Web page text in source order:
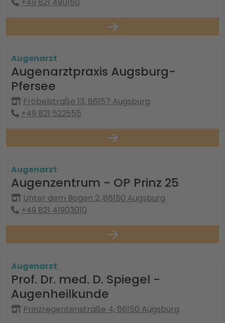
Augenarzt
Augenarztpraxis Augsburg-
Pfersee
Fröbelstraße 13, 86157 Augsburg
+49 821 522555
Augenarzt
Augenzentrum - OP Prinz 25
Unter dem Bogen 2, 86150 Augsburg
+49 821 41903010
Augenarzt
Prof. Dr. med. D. Spiegel -
Augenheilkunde
Prinzregentenstraße 4, 86150 Augsburg